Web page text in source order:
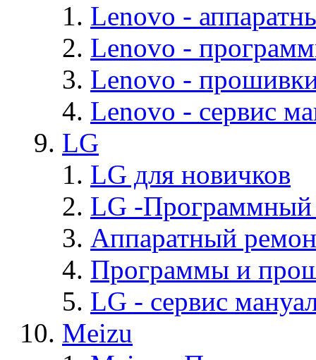
Lenovo -
Lenovo -
Lenovo -
Lenovo - cервис
LG
LG для новичков
LG -Программный
Аппаратный
Программы и
LG - cервис
Meizu